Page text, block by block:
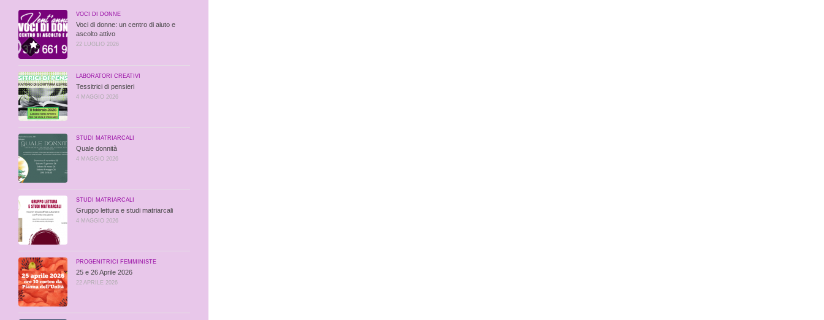
VOCI DI DONNE
Voci di donne: un centro di aiuto e
ascolto attivo
22 LUGLIO 2026
LABORATORI CREATIVI
Tessitrici di pensieri
4 MAGGIO 2026
STUDI MATRIARCALI
Quale donnità
4 MAGGIO 2026
STUDI MATRIARCALI
Gruppo lettura e studi matriarcali
4 MAGGIO 2026
PROGENITRICI FEMMINISTE
25 e 26 Aprile 2026
22 APRILE 2026